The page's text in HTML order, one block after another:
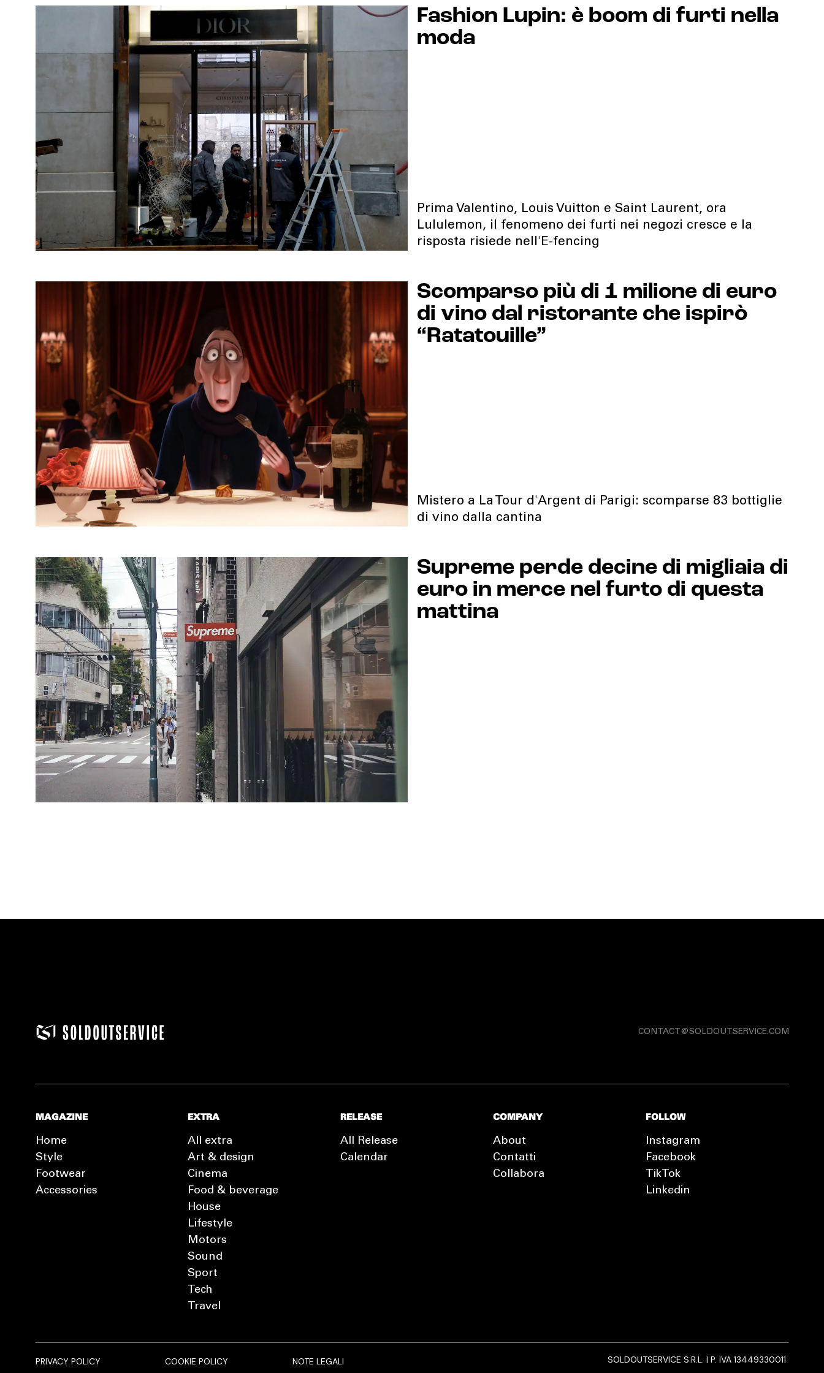
Fashion Lupin: è boom di furti nella
moda
Prima Valentino, Louis Vuitton e Saint Laurent, ora
Lululemon, il fenomeno dei furti nei negozi cresce e la
risposta risiede nell'E-fencing
Scomparso più di 1 milione di euro
di vino dal ristorante che ispirò
“Ratatouille”
Mistero a La Tour d'Argent di Parigi: scomparse 83 bottiglie
di vino dalla cantina
Supreme perde decine di migliaia di
euro in merce nel furto di questa
mattina
CONTACT@SOLDOUTSERVICE.COM
MAGAZINE
Home
Style
Footwear
Accessories
EXTRA
All extra
Art & design
Cinema
Food & beverage
House
Lifestyle
Motors
Sound
Sport
Tech
Travel
RELEASE
All Release
Calendar
COMPANY
About
Contatti
Collabora
FOLLOW
Instagram
Facebook
TikTok
Linkedin
PRIVACY POLICY COOKIE POLICY NOTE LEGALI SOLDOUTSERVICE S.R.L. | P. IVA 13449330011